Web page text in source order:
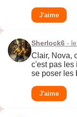
J'aime
Sherlock6 -
Clair, Nova,
c'est pas les
se poser les
J'aime